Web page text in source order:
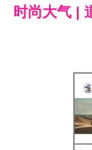
时尚大气 |